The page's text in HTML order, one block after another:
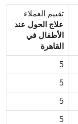
تقييم العملاء
علاج الحول عند
الأطفال في
القاهرة
5
5
5
5